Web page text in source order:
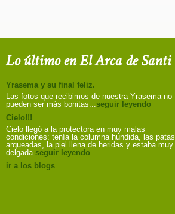
Lo último en El Arca de Santi
Yrasema y su final feliz.
Las fotos que recibimos de nuestra Yrasema no
pueden ser más bonitas...seguir leyendo
Cielo!!!
Cielo llegó a la protectora en muy malas
condiciones: tenía la columna hundida, las patas
arqueadas, la piel llena de heridas y estaba muy
delgada.seguir leyendo
ir a los blogs